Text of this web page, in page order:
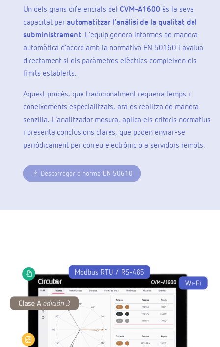
Un dels grans diferencials del CVM-A1600 és la seva
capacitat per automatitzar l’anàlisi de la qualitat del
subministrament. L’equip genera informes de manera
automàtica d’acord amb la normativa EN 50160 i avalua
directament si els paràmetres elèctrics compleixen els
límits establerts.
Aquest procés, que tradicionalment requeria temps i
coneixements especialitzats, ara es realitza de manera
senzilla. L’analitzador mesura, aplica els criteris normatius
i presenta conclusions clares, que poden enviar-se
periòdicament per correu electrònic o a servidors remots.
Descarregar a norma EN 50610